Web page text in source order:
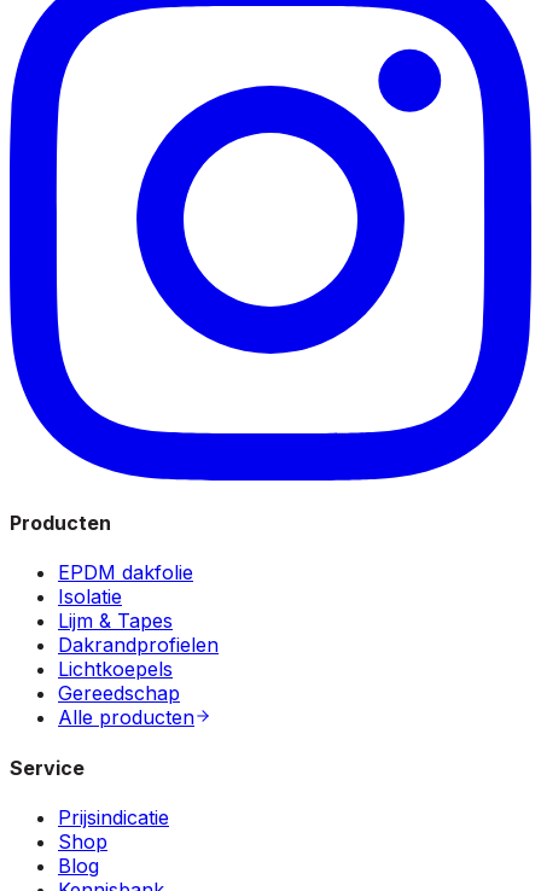
Producten
EPDM dakfolie
Isolatie
Lijm & Tapes
Dakrandprofielen
Lichtkoepels
Gereedschap
Alle producten
Service
Prijsindicatie
Shop
Blog